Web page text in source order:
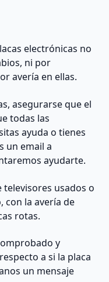
electrónicas no
ni por
avería en ellas.
asegurarse que el
todas las
ayuda o tienes
un email a
ayudarte.
usados o
con la avería de
rotas.
y
a si la placa
un mensaje